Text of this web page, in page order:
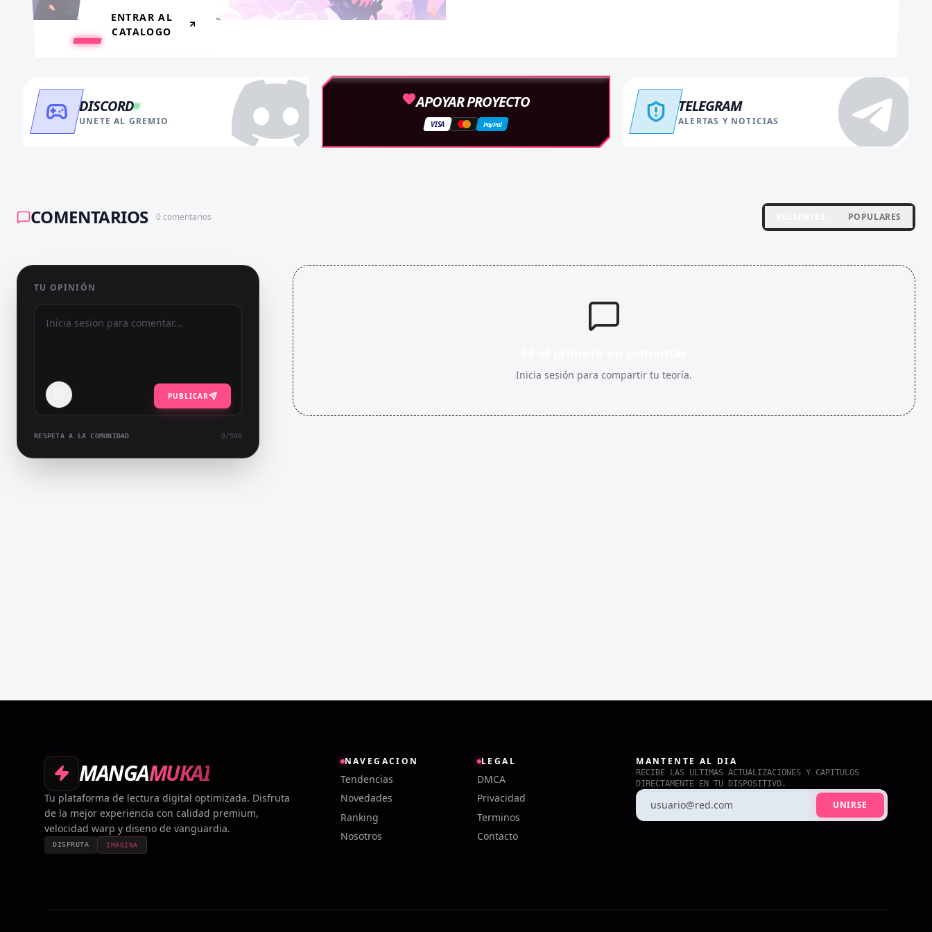
ENTRAR AL
CATALOGO
DISCORD
UNETE AL GREMIO
APOYAR PROYECTO
VISA PayPal
TELEGRAM
ALERTAS Y NOTICIAS
COMENTARIOS 0 comentarios POPULARES
TU OPINIÓN
PUBLICAR
RESPETA A LA COMUNIDAD 0/500
Inicia sesión para compartir tu teoría.
MANGAMUKAI
Tu plataforma de lectura digital optimizada. Disfruta
de la mejor experiencia con calidad premium,
velocidad warp y diseno de vanguardia.
DISFRUTA IMAGINA
NAVEGACION
Tendencias
Novedades
Ranking
Nosotros
LEGAL
DMCA
Privacidad
Terminos
Contacto
MANTENTE AL DIA
RECIBE LAS ULTIMAS ACTUALIZACIONES Y CAPITULOS
DIRECTAMENTE EN TU DISPOSITIVO.
UNIRSE